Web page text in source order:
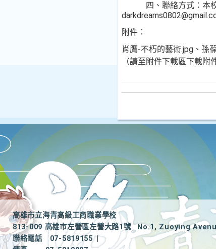
四、聯絡方式：本校教
附件：
肖鷹-不朽的藝術.jpg、孫
（請至附件下載區下載
高雄市立海青高級工商職業學校
813-009 高雄市左營區左營大路1號
No.1, Zuoying
聯絡電話
07-5819155
|